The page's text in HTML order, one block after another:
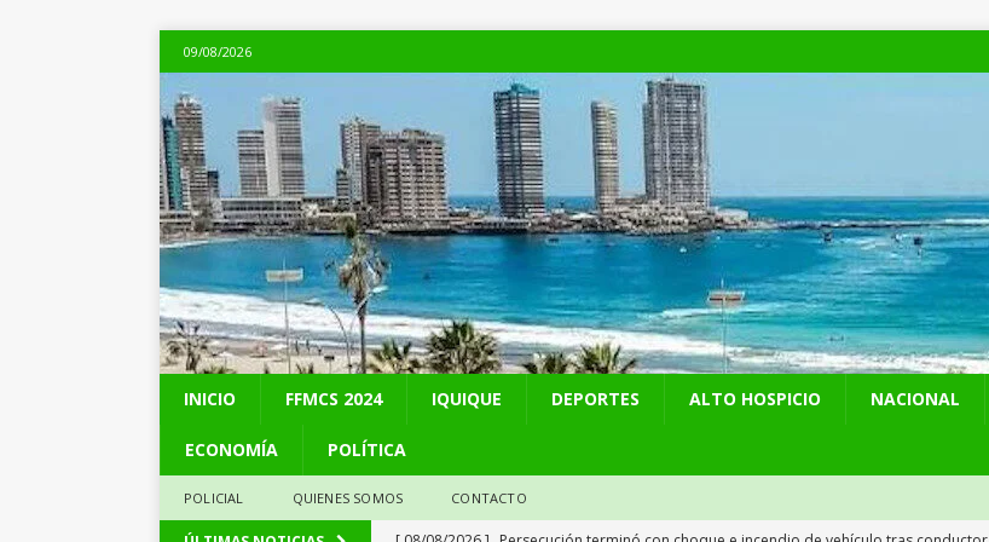
09/08/2026
INICIO FFMCS 2024 IQUIQUE DEPORTES ALTO HOSPICIO NACIONAL
ECONOMÍA POLÍTICA
POLICIAL QUIENES SOMOS CONTACTO